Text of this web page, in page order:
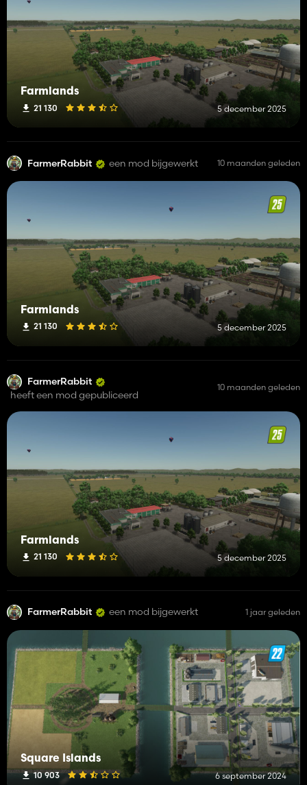
Farmlands
21 130 5 december 2025
FarmerRabbit een mod bijgewerkt 10 maanden geleden
Farmlands
21 130 5 december 2025
FarmerRabbit
heeft een mod gepubliceerd
10 maanden geleden
Farmlands
21 130 5 december 2025
FarmerRabbit een mod bijgewerkt 1 jaar geleden
Square Islands
10 903 6 september 2024